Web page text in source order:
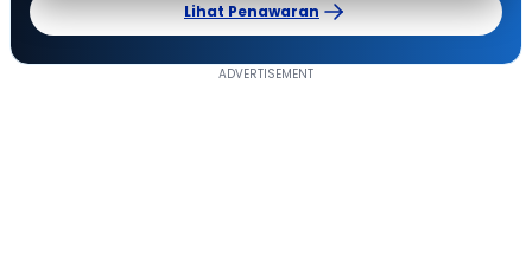
Lihat Penawaran